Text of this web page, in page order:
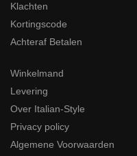
Klachten
Kortingscode
Achteraf Betalen
Winkelmand
Levering
Over Italian-Style
Privacy policy
Algemene Voorwaarden